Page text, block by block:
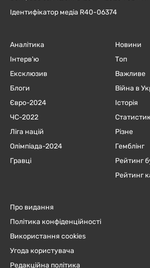
Ідентифікатор медіа R40-06374
Аналітика
Інтерв'ю
Ексклюзив
Блоги
Євро-2024
ЧC-2022
Ліга націй
Олімпіада-2024
Гравці
Новини
Топ
Важливе
Війна в
Історія
Різне
Гемблінг
Рейтинг
Рейтинг
Про видання
Політика конфіденційності
Використання cookies
Угода користувача
Редакційна політика